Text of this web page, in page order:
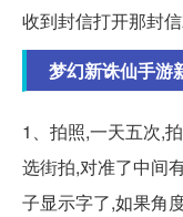
收到封信打开那封
梦幻新诛仙手游
1、拍照,一天五次,
选街拍,对准了中间
子显示字了,如果角